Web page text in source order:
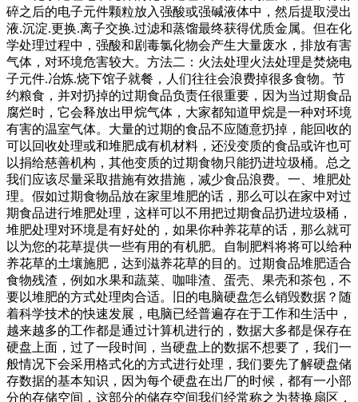
碎之后的电子元件颗粒放入强酸或强碱液体中，然后提取浸出
液.沉淀.更换.离子交换.过滤和蒸馏最终获得优质金属。但在化
学处理过程中，强酸和剧毒氯化物会产生大量废水，排放有害
气体，对环境危害较大。方法二：火法处理火法处理是焚烧电
子元件.冶炼.烧下馆子就餐，人们往往会浪费掉很多食物。节
约粮食，并对扔掉的过期食品负责任很重要，因为当过期食品
腐烂时，它会释放出甲烷气体，大家都知道甲烷是一种对环境
有害的温室气体。大量的过期的食品不应随意扔掉，能回收的
可以回收处理或和堆肥成有机材料，还没变质的食品或许也可
以捐给慈善机构，其他变质的过期食物只能扔进垃圾桶。总之
我们应该尽量采取措施有效措施，减少食品浪费。一、堆肥处
理。假如过期食物品放在家里堆肥的话，那么可以在家中对过
期食品进行堆肥处理，这样可以不用把过期食品扔进垃圾桶，
堆肥处理对环境是有好处的，如果你种养花草的话，那么就可
以为您的花草提供一些有用的有机肥。自制肥料将将可以给种
养花草的土壤施肥，达到滋养花草的目的。过期食品堆肥适合
食物残渣，例如水果和蔬菜、咖啡渣、蛋壳、果壳和茶包，不
要以堆肥的方式处理肉合适。旧的电脑硬盘怎么销毁数据？随
着科学技术的快速发展，电脑已经普遍存在于工作和生活中，
越来越多的工作都是通过计算机进行的，数据大多都是保存在
硬盘上面，过了一段时间，当硬盘上的数据不想要了，我们一
般情况下会采用格式化的方式进行处理，我们要先了解硬盘储
存数据的基本知识，因为每个硬盘在出厂的时候，都有一小部
分的存储空间，这部分的储存空间我们经常称之为替换扇区，